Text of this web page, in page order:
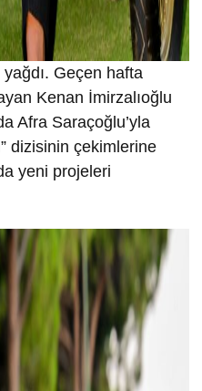
Geçen hafta
Kenan İmirzalıoğlu
Afra Saraçoğlu’yla
dizisinin çekimlerine
yeni projeleri